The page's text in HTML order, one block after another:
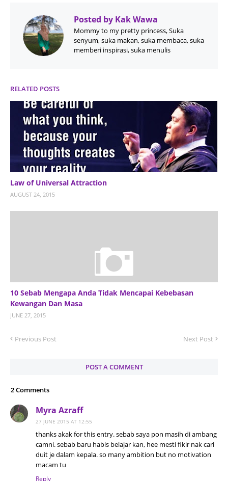
Posted by Kak Wawa
Mommy to my pretty princess, Suka
senyum, suka makan, suka membaca, suka
memberi inspirasi, suka menulis
RELATED POSTS
Law of Universal Attraction
AUGUST 24, 2015
10 Sebab Mengapa Anda Tidak Mencapai Kebebasan
Kewangan Dan Masa
JUNE 27, 2015
Previous Post Next Post
POST A COMMENT
2 Comments
Myra Azraff
27 JUNE 2015 AT 12:55
thanks akak for this entry. sebab saya pon masih di ambang
camni. sebab baru habis belajar kan, hee mesti fikir nak cari
duit je dalam kepala. so many ambition but no motivation
macam tu
Reply